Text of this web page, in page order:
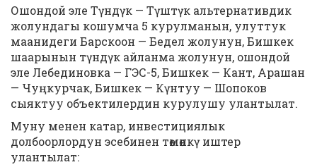
Ошондой эле Түндүк — Түштүк альтернативдик
жолундагы кошумча 5 курулманын, улуттук
маанидеги Барскоон — Бедел жолунун, Бишкек
шаарынын түндүк айланма жолунун, ошондой
эле Лебединовка — ГЭС-5, Бишкек — Кант, Арашан
— Чуңкурчак, Бишкек — Күнтуу — Шопоков
сыяктуу объектилердин курулушу улантылат.
Муну менен катар, инвестициялык
долбоорлордун эсебинен төмөнкү иштер
улантылат: